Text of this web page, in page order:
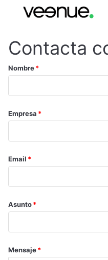
Contacta
Nombre
Empresa
Email
Asunto
Mensaje